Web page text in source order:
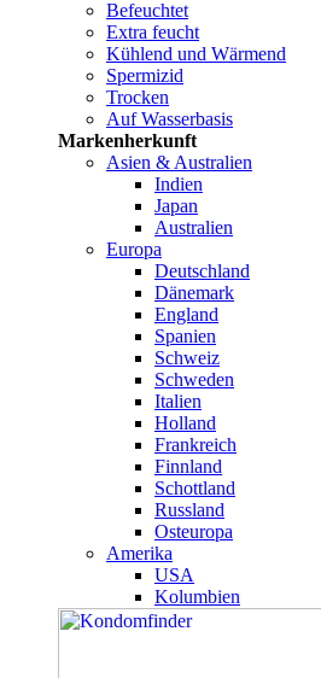
Befeuchtet
Extra feucht
Kühlend und Wärmend
Spermizid
Trocken
Auf Wasserbasis
Markenherkunft
Asien & Australien
Indien
Japan
Australien
Europa
Deutschland
Dänemark
England
Spanien
Schweiz
Schweden
Italien
Holland
Frankreich
Finnland
Schottland
Russland
Osteuropa
Amerika
USA
Kolumbien